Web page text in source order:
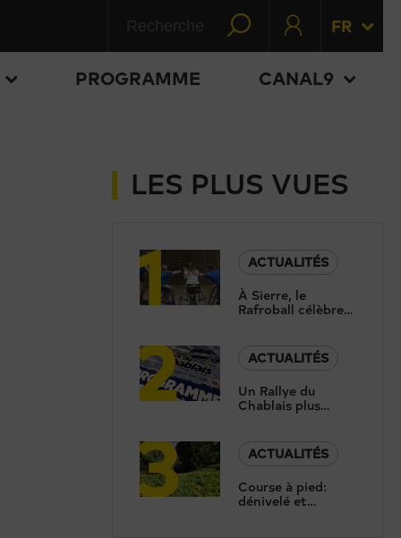
FR
PROGRAMME CANAL9
LES PLUS VUES
1
ACTUALITÉS
À Sierre, le
Rafroball célèbre
2
ACTUALITÉS
Un Rallye du
Chablais plus
ouvert que jamais
3
ACTUALITÉS
Course à pied:
dénivelé et